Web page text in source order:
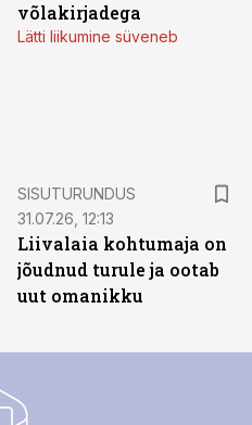
võlakirjadega
Lätti liikumine süveneb
SISUTURUNDUS
31.07.26, 12:13
Liivalaia kohtumaja on
jõudnud turule ja ootab
uut omanikku